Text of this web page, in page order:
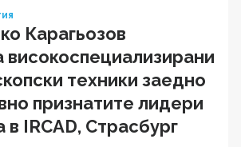
Карагьозов
високоспециализирани
техники заедно
признатите лидери
в IRCAD, Страсбург